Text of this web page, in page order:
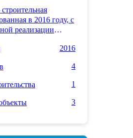
в 2016 году, с
реализации
работаем над
Наши проекты
2016
4
1
3